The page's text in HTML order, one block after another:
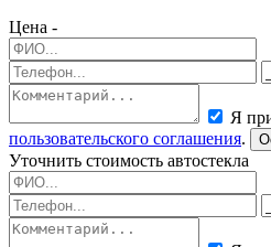
Цена -
Я
пользовательского соглашения.
Уточнить стоимость автостекла